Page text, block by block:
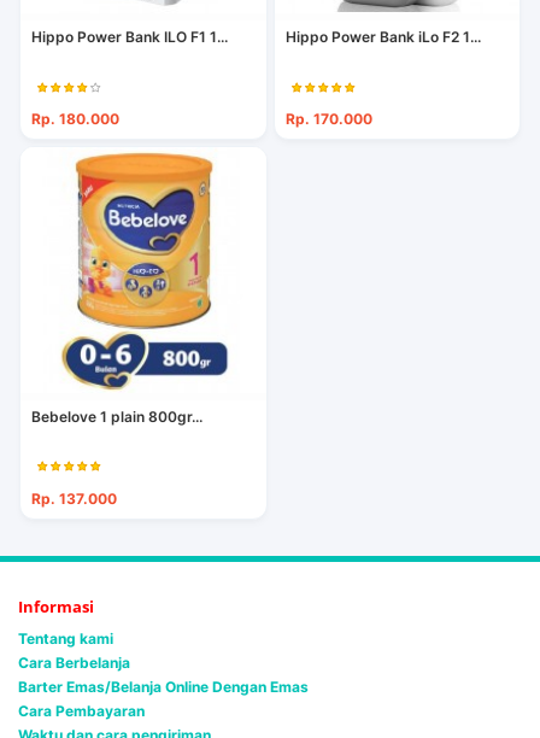
Hippo Power Bank ILO F1 1...
Rp. 180.000
Hippo Power Bank iLo F2 1...
Rp. 170.000
Bebelove 1 plain 800gr...
Rp. 137.000
Informasi
Tentang kami
Cara Berbelanja
Barter Emas/Belanja Online Dengan Emas
Cara Pembayaran
Waktu dan cara pengiriman